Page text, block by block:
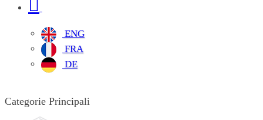
ENG
FRA
DE
Categorie Principali